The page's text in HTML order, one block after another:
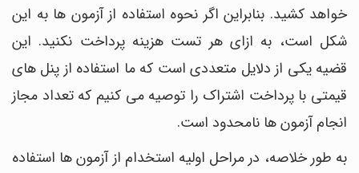
خواهد کشید. بنابراین اگر نحوه استفاده از آزمون ها به این
شکل است، به ازای هر تست هزینه پرداخت نکنید. این
قضیه یکی از دلایل متعددی است که ما استفاده از پنل های
قیمتی با پرداخت اشتراک را توصیه می کنیم که تعداد مجاز
انجام آزمون ها نامحدود است.
به طور خلاصه، در مراحل اولیه استخدام از آزمون ها استفاده